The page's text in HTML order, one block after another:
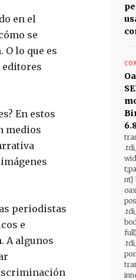
en el
se
lo que es
editores
En estos
medios
periodistas
e
A algunos
nt}
full)